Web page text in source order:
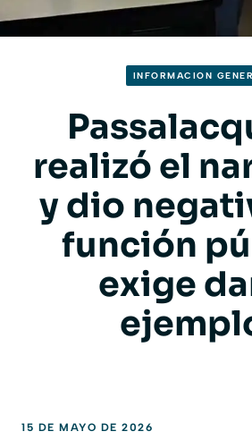
INFORMACION
realizó el
y dio
función
exige
15 DE MAYO DE 2026